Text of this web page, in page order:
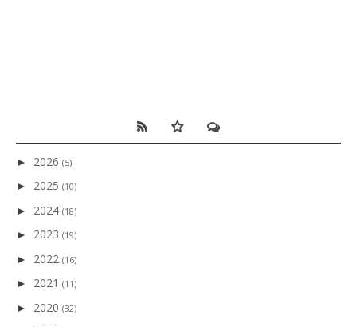
► 2026 (5)
► 2025 (10)
► 2024 (18)
► 2023 (19)
► 2022 (16)
► 2021 (11)
► 2020 (32)